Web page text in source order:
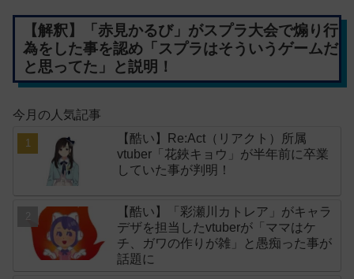
【解釈】「赤見かるび」がスプラ大会で煽り行
為をした事を認め「スプラはそういうゲームだ
と思ってた」と説明！
今月の人気記事
【酷い】Re:Act（リアクト）所属
vtuber「花鋏キョウ」が半年前に卒業
していた事が判明！
【酷い】「彩瀬川カトレア」がキャラ
デザを担当したvtuberが「ママはケ
チ、ガワの作りが雑」と愚痴った事が
話題に